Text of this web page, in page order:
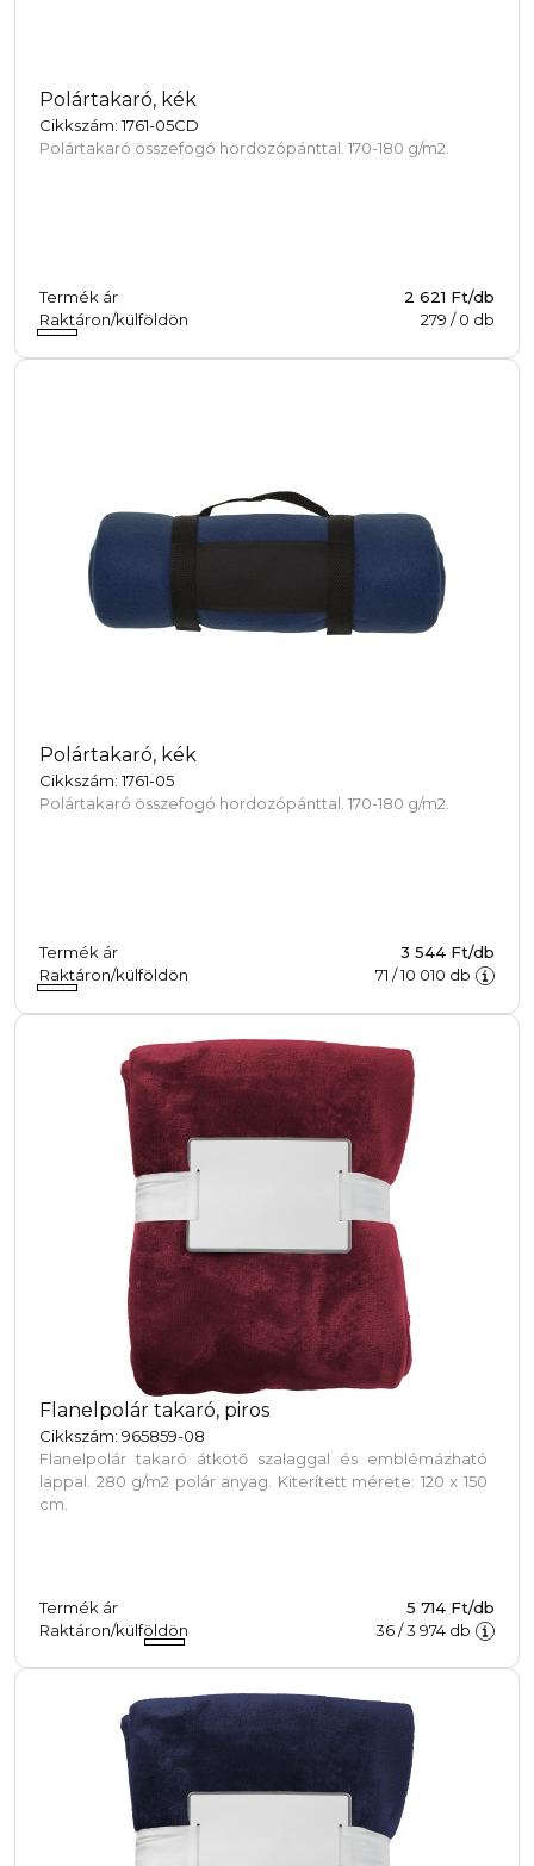
Polártakaró, kék
Cikkszám: 1761-05CD
Polártakaró összefogó hordozópánttal. 170-180 g/m2.
Termék ár
2 621 Ft/db
Raktáron/külföldön
279 /0 db
Polártakaró, kék
Cikkszám: 1761-05
Polártakaró összefogó hordozópánttal. 170-180 g/m2.
Termék ár
3 544 Ft/db
Raktáron/külföldön
71 /10 010 db
Flanelpolár takaró, piros
Cikkszám: 965859-08
Flanelpolár takaró átkötő szalaggal és emblémázható
lappal. 280 g/m2 polár anyag. Kiterített mérete: 120 x 150
cm.
Termék ár
5 714 Ft/db
Raktáron/külföldön
36/3 974 db